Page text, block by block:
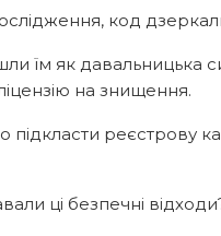
код
їм як давальницька
на знищення.
реєстрову
ці безпечні